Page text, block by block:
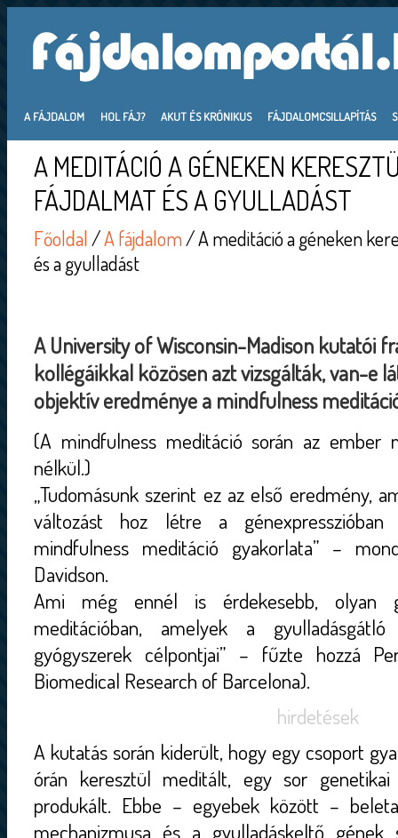
A FÁJDALOM HOL FÁJ? AKUT ÉS KRÓNIKUS FÁJDALOMCSILLAPÍTÁS
A MEDITÁCIÓ A GÉNEKEN
FÁJDALMAT ÉS A GYULLADÁST
Főoldal/A fájdalom/ A meditáció a géneken
és a gyulladást
A University of Wisconsin-Madison kutatói
kollégáikkal közösen azt vizsgálták, van-e
objektív eredménye a mindfulness
(A mindfulness meditáció során az ember
nélkül.)
„Tudomásunk szerint ez az első eredmény,
változást hoz létre a
mindfulness meditáció gyakorlata” –
Davidson.
Ami még ennél is érdekesebb, olyan
meditációban, amelyek a
gyógyszerek célpontjai” – fűzte hozzá
Biomedical Research of Barcelona).
hirdetések
A kutatás során kiderült, hogy egy csoport
órán keresztül meditált, egy sor
produkált. Ebbe – egyebek között –
mechanizmusa és a gyulladáskeltő gének